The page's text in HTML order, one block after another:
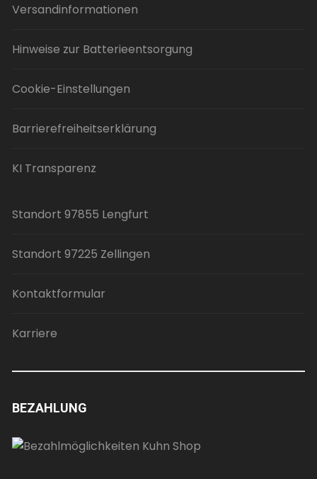
Versandinformationen
Hinweise zur Batterieentsorgung
Cookie-Einstellungen
Barrierefreiheitserklärung
KI Transparenz
Standort 97855 Lengfurt
Standort 97225 Zellingen
Kontaktformular
Karriere
BEZAHLUNG